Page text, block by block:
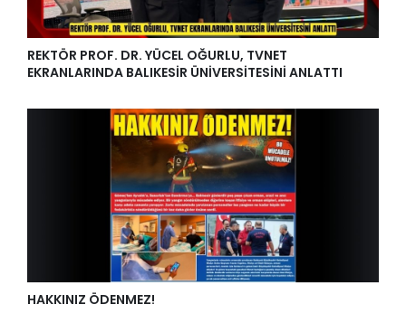
REKTÖR PROF. DR. YÜCEL OĞURLU, TVNET
EKRANLARINDA BALIKESİR ÜNİVERSİTESİNİ ANLATTI
HAKKINIZ ÖDENMEZ!